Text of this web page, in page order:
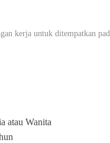
kerja untuk ditempatkan
atau Wanita